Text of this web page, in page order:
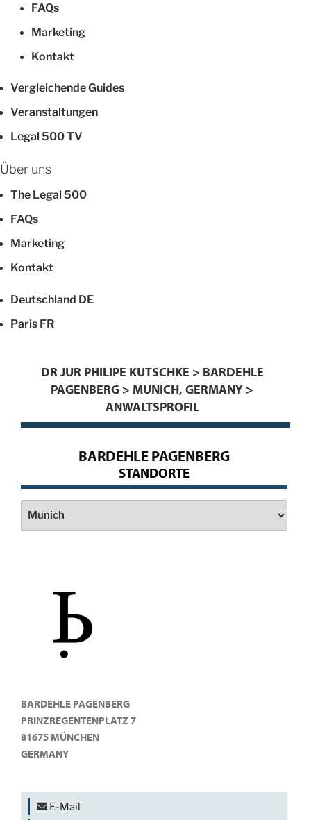
FAQs
Marketing
Kontakt
Vergleichende Guides
Veranstaltungen
Legal 500 TV
Über uns
The Legal 500
FAQs
Marketing
Kontakt
Deutschland DE
Paris FR
DR JUR PHILIPE KUTSCHKE > BARDEHLE
PAGENBERG > MUNICH, GERMANY >
ANWALTSPROFIL
BARDEHLE PAGENBERG
STANDORTE
BARDEHLE PAGENBERG
PRINZREGENTENPLATZ 7
81675 MÜNCHEN
GERMANY
E-Mail